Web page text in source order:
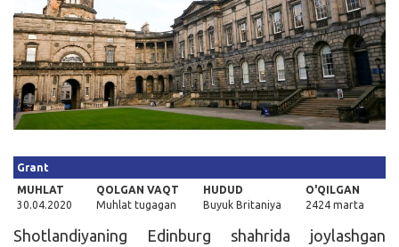
Kirish
Grant
MUHLAT
30.04.2020
QOLGAN VAQT
Muhlat tugagan
HUDUD
Buyuk Britaniya
O'QILGAN
2424 marta
Shotlandiyaning Edinburg shahrida joylashgan